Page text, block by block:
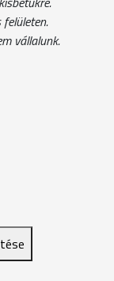
vállalunk.